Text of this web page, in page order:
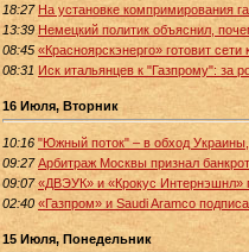
18:27 На установке компримирования
13:39 Немецкий политик объяснил,
08:45 «Красноярскэнерго» готовит сети
08:31 Иск итальянцев к "Газпрому": за
16 Июля, Вторник
10:16 "Южный поток" – в обход Украины,
09:27 Арбитраж Москвы признал
09:07 «ДВЭУК» и «Крокус Интернэшнл»
02:40 «Газпром» и Saudi Aramco
15 Июля, Понедельник